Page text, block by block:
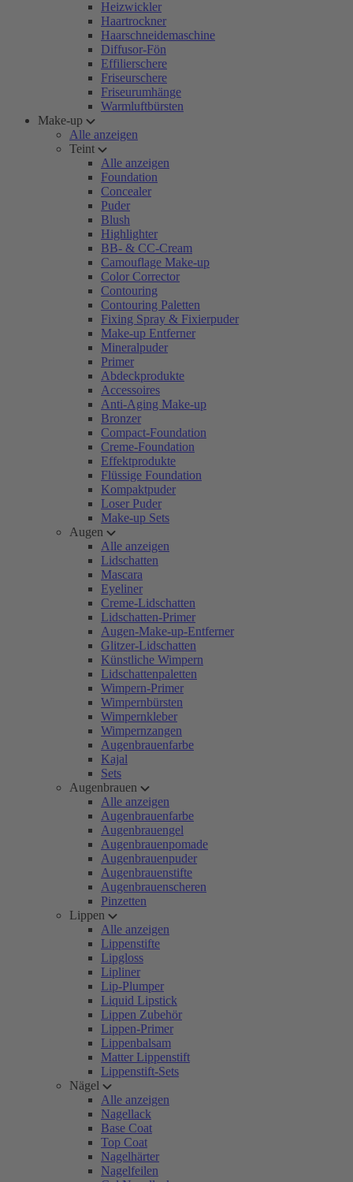
Heizwickler
Haartrockner
Haarschneidemaschine
Diffusor-Fön
Effilierschere
Friseurschere
Friseurumhänge
Warmluftbürsten
Make-up
Alle anzeigen
Teint
Alle anzeigen
Foundation
Concealer
Puder
Blush
Highlighter
BB- & CC-Cream
Camouflage Make-up
Color Corrector
Contouring
Contouring Paletten
Fixing Spray & Fixierpuder
Make-up Entferner
Mineralpuder
Primer
Abdeckprodukte
Accessoires
Anti-Aging Make-up
Bronzer
Compact-Foundation
Creme-Foundation
Effektprodukte
Flüssige Foundation
Kompaktpuder
Loser Puder
Make-up Sets
Augen
Alle anzeigen
Lidschatten
Mascara
Eyeliner
Creme-Lidschatten
Lidschatten-Primer
Augen-Make-up-Entferner
Glitzer-Lidschatten
Künstliche Wimpern
Lidschattenpaletten
Wimpern-Primer
Wimpernbürsten
Wimpernkleber
Wimpernzangen
Augenbrauenfarbe
Kajal
Sets
Augenbrauen
Alle anzeigen
Augenbrauenfarbe
Augenbrauengel
Augenbrauenpomade
Augenbrauenpuder
Augenbrauenstifte
Augenbrauenscheren
Pinzetten
Lippen
Alle anzeigen
Lippenstifte
Lipgloss
Lipliner
Lip-Plumper
Liquid Lipstick
Lippen Zubehör
Lippen-Primer
Lippenbalsam
Matter Lippenstift
Lippenstift-Sets
Nägel
Alle anzeigen
Nagellack
Base Coat
Top Coat
Nagelhärter
Nagelfeilen